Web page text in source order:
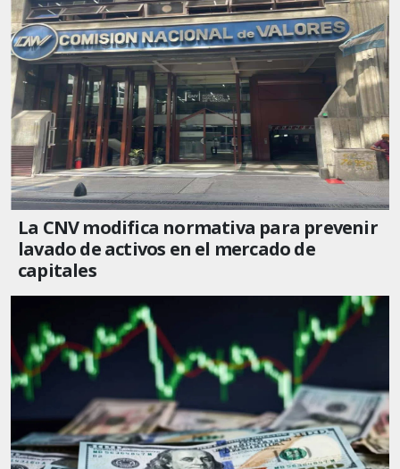
La CNV modifica normativa para prevenir
lavado de activos en el mercado de
capitales